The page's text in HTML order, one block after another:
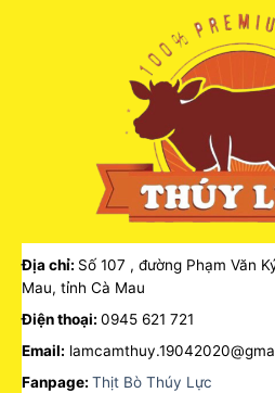
Địa chỉ: Số 107 , đường Phạm Văn
Mau, tỉnh Cà Mau
Điện thoại: 0945 621 721
Email:
Fanpage: Thịt Bò Thúy Lực